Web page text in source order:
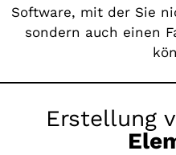
Software, mit der Sie
sondern auch einen
Erstellung